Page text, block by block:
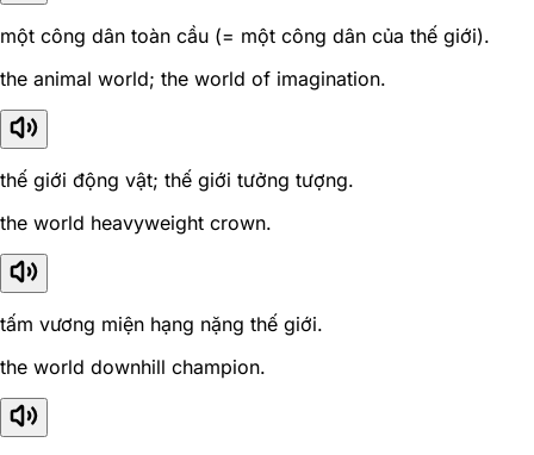
một công dân toàn cầu (= một công dân của thế giới).
the animal world; the world of imagination.
thế giới động vật; thế giới tưởng tượng.
the world heavyweight crown.
tấm vương miện hạng nặng thế giới.
the world downhill champion.